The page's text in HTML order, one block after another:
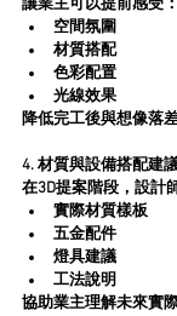
讓業主可以提前感受：
空間氛圍
材質搭配
色彩配置
光線效果
降低完工後與想像落
4. 材質與設備搭配建
在3D提案階段，設計
實際材質樣板
五金配件
燈具建議
工法說明
協助業主理解未來實